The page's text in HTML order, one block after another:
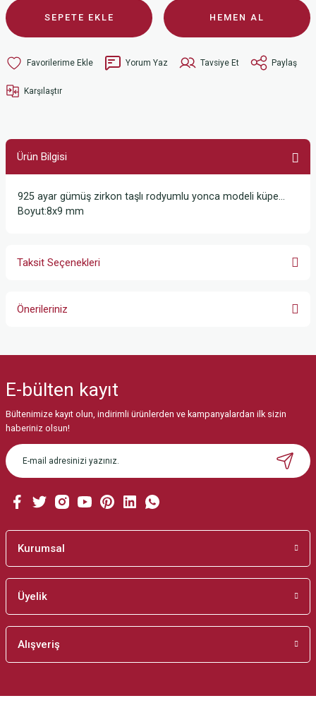
SEPETE EKLE HEMEN AL
Yorum Yaz Tavsiye Et Paylaş
Karşılaştır
Ürün Bilgisi
925 ayar gümüş zirkon taşlı rodyumlu yonca modeli küpe…
Boyut:8x9 mm
Taksit Seçenekleri
Önerileriniz
Görüş ve önerileriniz için teşekkür ederiz.
Ürün resmi kalitesiz, bozuk veya görüntülenemiyor.
Ürün açıklamasında eksik bilgiler bulunuyor.
Ürün bilgilerinde hatalar bulunuyor.
Bu ürüne benzer farklı alternatifler olmalı.
E-bülten kayıt
Bültenimize kayıt olun, indirimli ürünlerden ve kampanyalardan ilk sizin
haberiniz olsun!
Kurumsal
Üyelik
Alışveriş